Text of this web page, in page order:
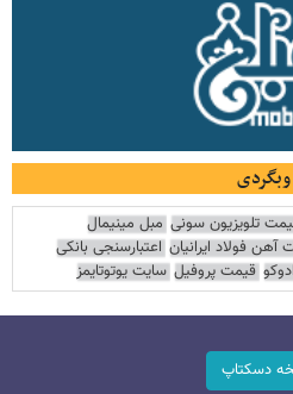
وبگردی
تلویزیون سونی مبل مینیمال
آهن فولاد ایرانیان اعتبارسنجی بانکی
قیمت پروفیل سایت یوتوتایمز
دسکتاپ